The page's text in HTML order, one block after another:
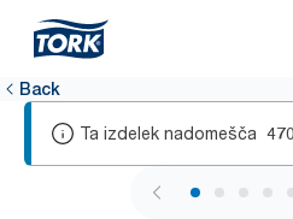
Back
Ta izdelek nadomešča
1 / 6